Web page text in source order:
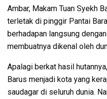
Ambar, Makam Tuan Syekh
terletak di pinggir Pantai
berhadapan langsung
membuatnya dikenal oleh
Apalagi berkat hasil
Barus menjadi kota yang
saudagar di seluruh dunia.